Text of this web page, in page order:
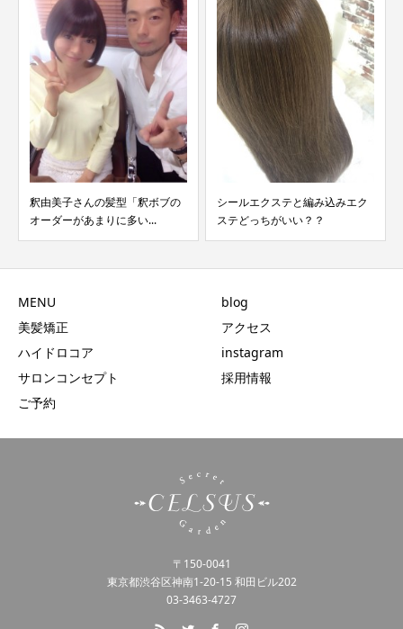
釈由美子さんの髪型「釈ボブの
オーダーがあまりに多い...
シールエクステと編み込みエク
ステどっちがいい？？
MENU
美髪矯正
ハイドロコア
サロンコンセプト
ご予約
blog
アクセス
instagram
採用情報
〒150-0041
東京都渋谷区神南1-20-15 和田ビル202
03-3463-4727